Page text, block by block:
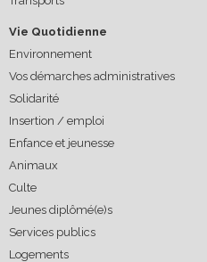
Vie Quotidienne
Environnement
Vos démarches administratives
Solidarité
Insertion / emploi
Enfance et jeunesse
Animaux
Culte
Jeunes diplômé(e)s
Services publics
Logements